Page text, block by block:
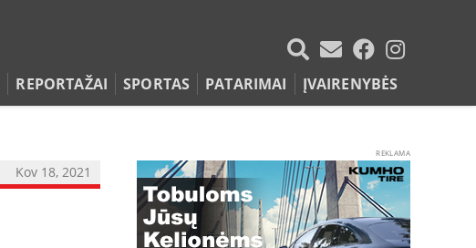
REPORTAŽAI SPORTAS PATARIMAI ĮVAIRENYBĖS
Kov 18, 2021
REKLAMA